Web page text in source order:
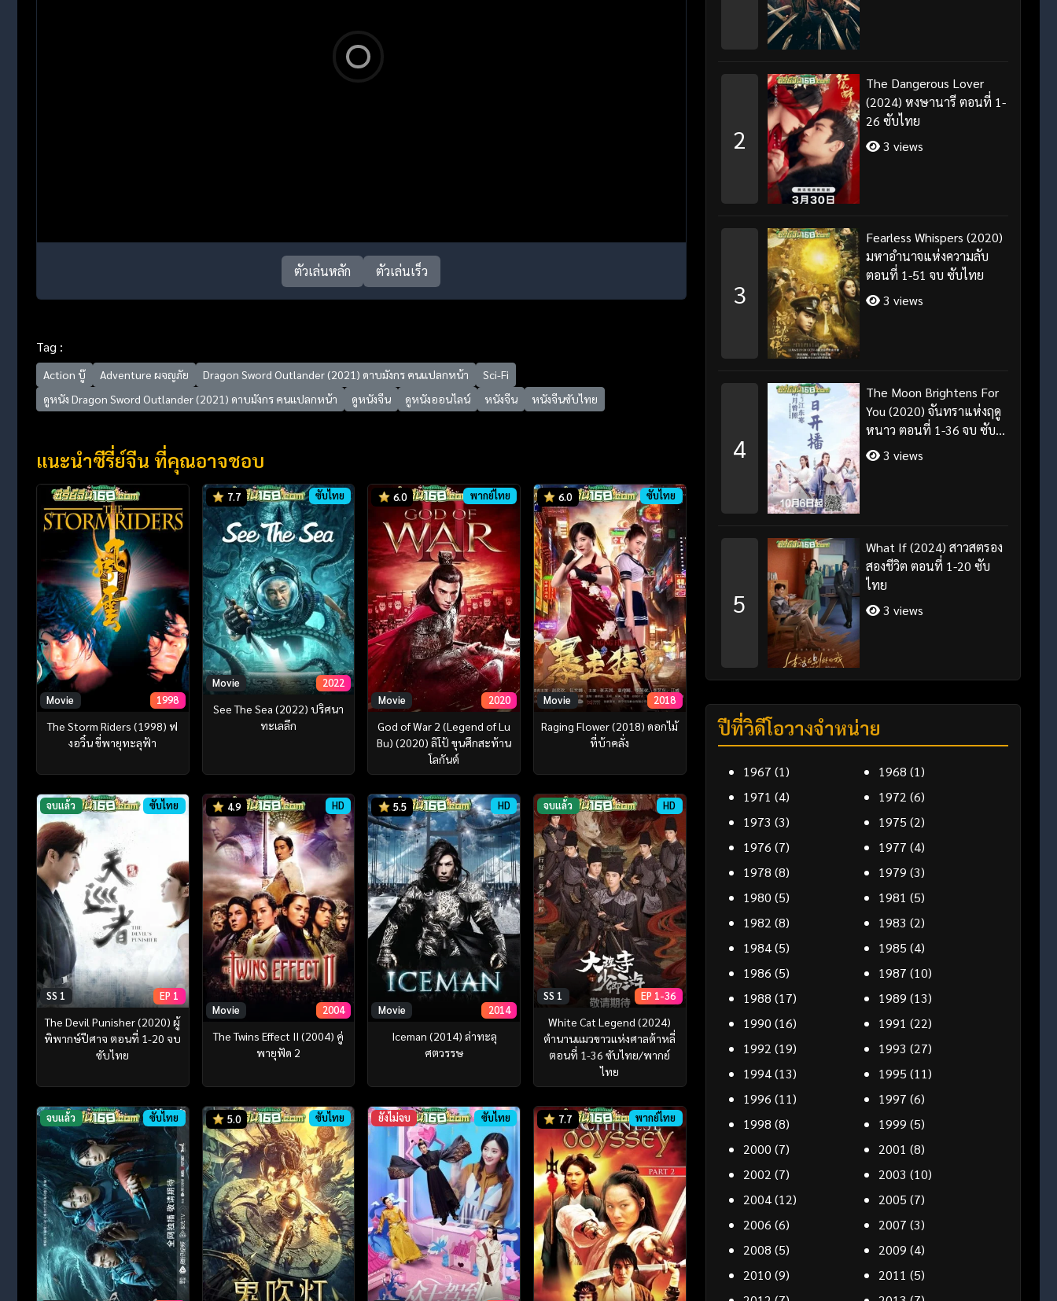
ตัวเล่นหลัก ตัวเล่นเร็ว
Tag :
Action บู๊ Adventure ผจญภัย Dragon Sword Outlander (2021) ดาบมังกร คนแปลกหน้า
Sci-Fi
ดูหนัง Dragon Sword Outlander (2021) ดาบมังกร คนแปลกหน้า
ดูหนังจีน ดูหนังออนไลน์ หนังจีน หนังจีนซับไทย
แนะนำซีรี่ย์จีน ที่คุณอาจชอบ
Movie 1998
The Storm Riders (1998) ฟ
งอวิ๋น ขี่พายุทะลุฟ้า
7.7 ซับไทย
Movie 2022
See The Sea (2022) ปริศนา
ทะเลลึก
6.0 พากย์ไทย
Movie 2020
God of War 2 (Legend of Lu
Bu) (2020) ลิโป้ ขุนศึกสะท้าน
โลกันต์
6.0 ซับไทย
Movie 2018
Raging Flower (2018) ดอกไม้
ที่บ้าคลั่ง
จบแล้ว ซับไทย
SS 1 EP 1
The Devil Punisher (2020) ผู้
พิพากษ์ปีศาจ ตอนที่ 1-20 จบ
ซับไทย
4.9 HD
Movie 2004
The Twins Effect II (2004) คู่
พายุฟัด 2
5.5 HD
Movie 2014
Iceman (2014) ล่าทะลุ
ศตวรรษ
จบแล้ว HD
SS 1 EP 1-36
White Cat Legend (2024)
ตำนานแมวขาวแห่งศาลต้าหลี่
ตอนที่ 1-36 ซับไทย/พากย์
ไทย
จบแล้ว ซับไทย 5.0 ซับไทย ยังไม่จบ ซับไทย 7.7 พากย์ไทย
2
The Dangerous Lover
(2024) หงษานารี ตอนที่ 1-
26 ซับไทย
3 views
3
Fearless Whispers (2020)
มหาอำนาจแห่งความลับ
ตอนที่ 1-51 จบ ซับไทย
3 views
4
The Moon Brightens For
You (2020) จันทราแห่งฤดู
หนาว ตอนที่ 1-36 จบ ซับ
ไทย3 views
5
What If (2024) สาวสตรอง
สองชีวิต ตอนที่ 1-20 ซับ
ไทย
3 views
ปีที่วิดีโอวางจำหน่าย
1967 (1) 1968 (1)
1971 (4) 1972 (6)
1973 (3) 1975 (2)
1976 (7) 1977 (4)
1978 (8) 1979 (3)
1980 (5) 1981 (5)
1982 (8) 1983 (2)
1984(5) 1985 (4)
1986 (5) 1987 (10)
1988 (17) 1989 (13)
1990 (16) 1991 (22)
1992 (19) 1993 (27)
1994(13) 1995 (11)
1996 (11) 1997 (6)
1998 (8) 1999 (5)
2000 (7) 2001 (8)
2002 (7) 2003 (10)
2004(12) 2005 (7)
2006 (6) 2007 (3)
2008 (5) 2009 (4)
2010 (9) 2011 (5)